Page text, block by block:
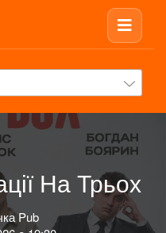
На Трьох
Pub